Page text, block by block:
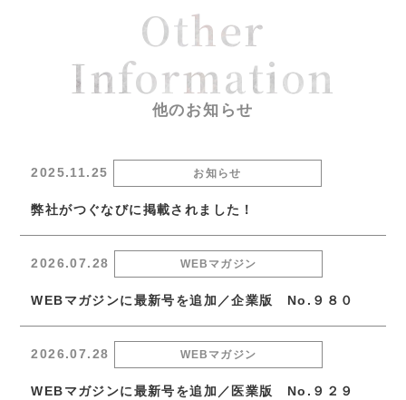
Other
Information
他のお知らせ
2025.11.25 お知らせ
弊社がつぐなびに掲載されました！
2026.07.28 WEBマガジン
WEBマガジンに最新号を追加／企業版 No.９８０
2026.07.28 WEBマガジン
WEBマガジンに最新号を追加／医業版 No.９２９